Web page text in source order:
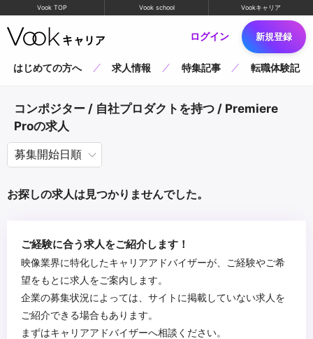
Vook TOP Vook school Vookキャリア
ログイン 新規登録
はじめての方へ 求人情報 特集記事 転職体験記
コンポジター / 自社プロダクトを持つ / Premiere
Proの求人
お探しの求人は見つかりませんでした。
ご経験に合う求人をご紹介します！
映像業界に特化したキャリアアドバイザーが、ご経験やご希
望をもとに求人をご案内します。
企業の募集状況によっては、サイトに掲載していない求人を
ご紹介できる場合もあります。
まずはキャリアアドバイザーへ相談ください。